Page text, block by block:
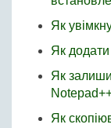
Як
Як
Як
Як